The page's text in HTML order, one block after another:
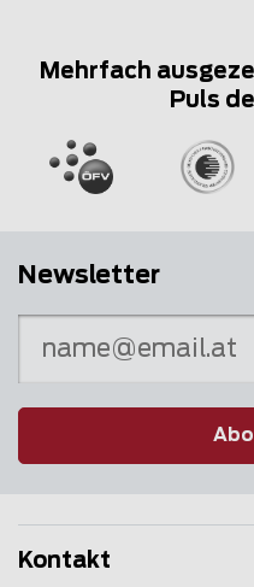
Mehrfach
Puls
Newsletter
Kontakt